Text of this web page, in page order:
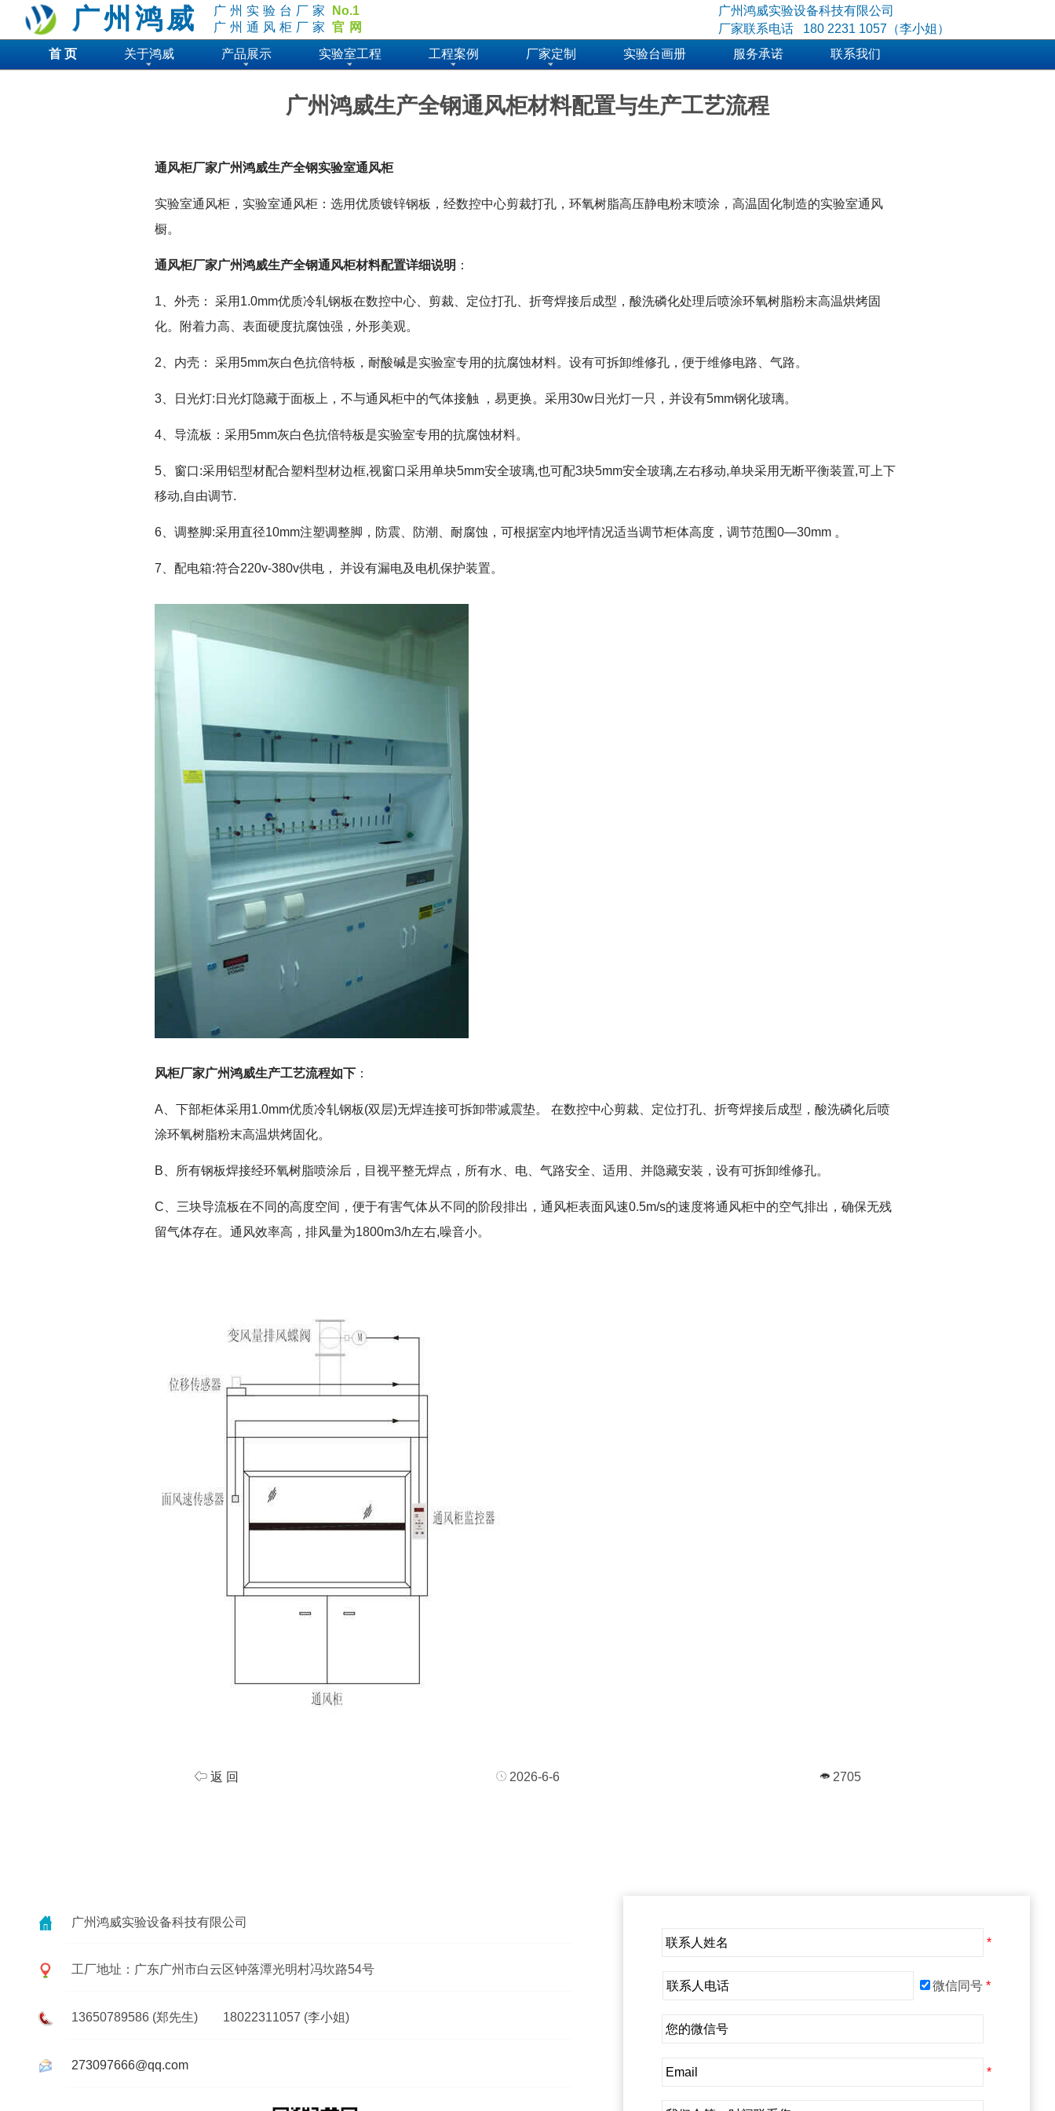
广州鸿威 广州实验台厂家
No.1
广州通风柜厂家 官网
广州鸿威实验设备科技有限公司
厂家联系电话
180 2231 1057（李小姐）
首 页
关于鸿威 产品展示 实验室工程 工程案例 厂家定制 实验台画册 服务承诺 联系我们
广州鸿威生产全钢通风柜材料配置与生产工艺流程
通风柜厂家广州鸿威生产全钢实验室通风柜
实验室通风柜，实验室通风柜：选用优质镀锌钢板，经数控中心剪裁打孔，环氧树脂高压静电粉末喷涂，高温固化制造的实验室通风
橱。
通风柜厂家广州鸿威生产全钢通风柜材料配置详细说明 ：
1、外壳： 采用1.0mm优质冷轧钢板在数控中心、剪裁、定位打孔、折弯焊接后成型，酸洗磷化处理后喷涂环氧树脂粉末高温烘烤固
化。附着力高、表面硬度抗腐蚀强，外形美观。
2、内壳： 采用5mm灰白色抗倍特板，耐酸碱是实验室专用的抗腐蚀材料。设有可拆卸维修孔，便于维修电路、气路。
3、日光灯:日光灯隐藏于面板上，不与通风柜中的气体接触 ，易更换。采用30w日光灯一只，并设有5mm钢化玻璃。
4、导流板：采用5mm灰白色抗倍特板是实验室专用的抗腐蚀材料。
5、窗口:采用铝型材配合塑料型材边框,视窗口采用单块5mm安全玻璃,也可配3块5mm安全玻璃,左右移动,单块采用无断平衡装置,可上下
移动,自由调节.
6、调整脚:采用直径10mm注塑调整脚，防震、防潮、耐腐蚀，可根据室内地坪情况适当调节柜体高度，调节范围0—30mm 。
7、配电箱:符合220v-380v供电， 并设有漏电及电机保护装置。
风柜厂家广州鸿威生产工艺流程如下 ：
A、下部柜体采用1.0mm优质冷轧钢板(双层)无焊连接可拆卸带减震垫。 在数控中心剪裁、定位打孔、折弯焊接后成型，酸洗磷化后喷
涂环氧树脂粉末高温烘烤固化。
B、所有钢板焊接经环氧树脂喷涂后，目视平整无焊点，所有水、电、气路安全、适用、并隐藏安装，设有可拆卸维修孔。
C、三块导流板在不同的高度空间，便于有害气体从不同的阶段排出，通风柜表面风速0.5m/s的速度将通风柜中的空气排出，确保无残
留气体存在。通风效率高，排风量为1800m3/h左右,噪音小。
返 回 2026-6-6 2705
广州鸿威实验设备科技有限公司
工厂地址：广东广州市白云区钟落潭光明村冯坎路54号
13650789586 (郑先生) 18022311057 (李小姐)
273097666@qq.com
*
微信同号 *
*